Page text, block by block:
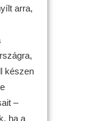
arra,
készen
–
ha a